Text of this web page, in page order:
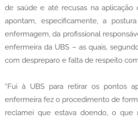
de saúde e até recusas na aplicação
apontam, especificamente, a
enfermagem, da profissional
enfermeira da UBS – as quais,
com despreparo e falta de respeito
“Fui à UBS para retirar os pontos
enfermeira fez o procedimento de
reclamei que estava doendo, o que